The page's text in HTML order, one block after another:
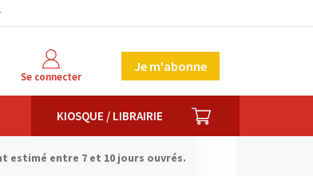
Se connecter
Je m'abonne
KIOSQUE / LIBRAIRIE PANIER
estimé entre 7 et 10 jours ouvrés.